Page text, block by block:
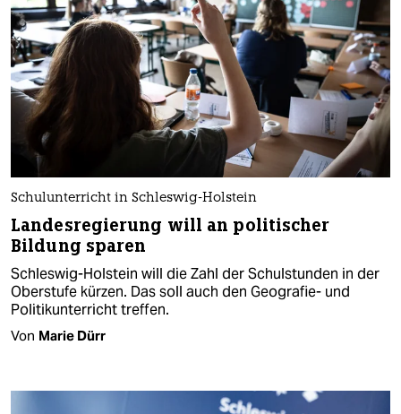
Schulunterricht in Schleswig-Holstein
Landesregierung will an politischer
Bildung sparen
Schleswig-Holstein will die Zahl der Schulstunden in der
Oberstufe kürzen. Das soll auch den Geografie- und
Politikunterricht treffen.
Von Marie Dürr